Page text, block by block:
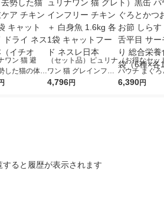
ワン 猫 避
した猫の体重
ン 2kg 1袋
（セット品）ピュリナ
ワン 猫 グレインフリ
ー チキン ＋ 白身魚 1.
4,796円
（お得なセッ
パウチ まぐろ
お かつお節
6,390円
すると履歴が表示されます